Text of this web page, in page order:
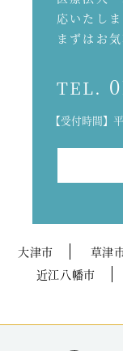
応いたしま
まずはお
TEL.
【受付時間】
大津市 草津
近江八幡市